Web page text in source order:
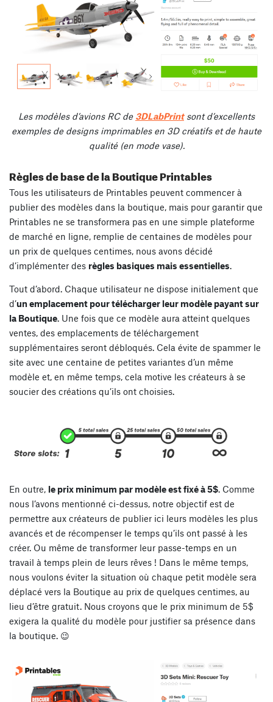
Les modèles d’avions RC de 3DLabPrintsont d’excellents
exemples de designs imprimables en 3D créatifs et de haute
qualité (en mode vase).
Règles de base de la Boutique Printables
Tous les utilisateurs de Printables peuvent commencer à
publier des modèles dans la boutique, mais pour garantir que
Printables ne se transformera pas en une simple plateforme
de marché en ligne, remplie de centaines de modèles pour
un prix de quelques centimes, nous avons décidé
d’implémenter des règles basiques mais essentielles.
Tout d’abord. Chaque utilisateur ne dispose initialement que
d’un emplacement pour télécharger leur modèle payant sur
la Boutique. Une fois que ce modèle aura atteint quelques
ventes, des emplacements de téléchargement
supplémentaires seront débloqués. Cela évite de spammer le
site avec une centaine de petites variantes d’un même
modèle et, en même temps, cela motive les créateurs à se
soucier des créations qu’ils ont choisies.
En outre, le prix minimum par modèle est fixé à 5$. Comme
nous l’avons mentionné ci-dessus, notre objectif est de
permettre aux créateurs de publier ici leurs modèles les plus
avancés et de récompenser le temps qu’ils ont passé à les
créer. Ou même de transformer leur passe-temps en un
travail à temps plein de leurs rêves ! Dans le même temps,
nous voulons éviter la situation où chaque petit modèle sera
déplacé vers la Boutique au prix de quelques centimes, au
lieu d’être gratuit. Nous croyons que le prix minimum de 5$
exigera la qualité du modèle pour justifier sa présence dans
la boutique. 😉